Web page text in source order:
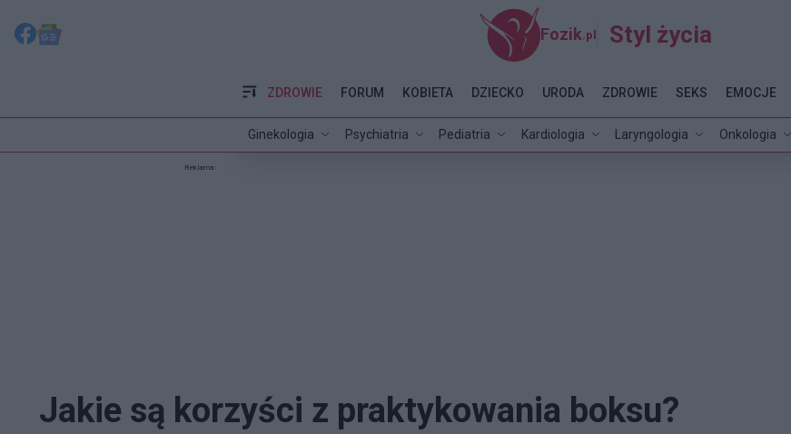
Fozik .pl Styl życia
ZDROWIE
Ginekologia Psychiatria Pediatria Kardiologia Laryngologia Onkologia
FORUM KOBIETA DZIECKO URODA ZDROWIE SEKS EMOCJE
Reklama:
Jakie są korzyści z praktykowania boksu?